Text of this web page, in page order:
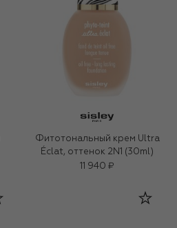
Фитотональный крем Ultra
Éclat, оттенок 2N1 (30ml)
11 940 ₽